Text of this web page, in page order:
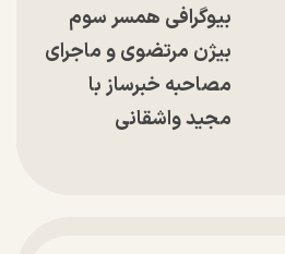
بیوگرافی همسر سوم
بیژن مرتضوی و ماجرای
مصاحبه خبرساز با
مجید واشقانی